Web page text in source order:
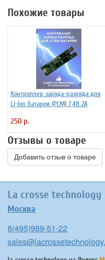
Похожие товары
Контроллер заряда-разряда для
Li-Ion батареи (PCM) 7,4В 2А
250 р.
Отзывы о товаре
Добавить отзыв о товаре
La crosse technology
Москва
8(495)989-51-22